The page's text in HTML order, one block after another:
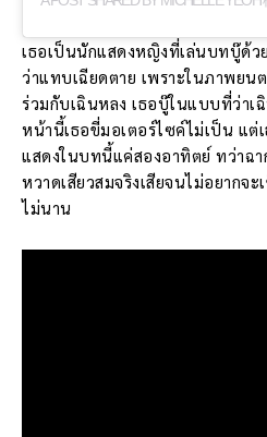
เธอเป็นนักแสดงหญิงที่เล่นบทบู๊ด้ว
ว่าแทบเฉียดตาย เพราะในภาพยน
ร่วมกับเฉินหลง เธอบู๊ในแบบที่ว่าเ
หน้านี้เธอขี่มอเตอร์ไซค์ไม่เป็น แต่
แสดงในบทนี้แค่สองอาทิตย์ ทว่าฉ
หวาดเสียวสมจริงเสียจนไม่อยากจ
ไม่นาน